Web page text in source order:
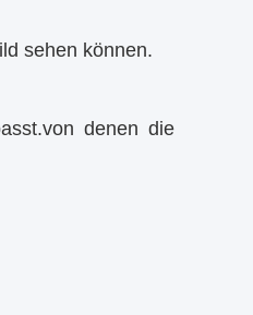
sehen können.
denen die